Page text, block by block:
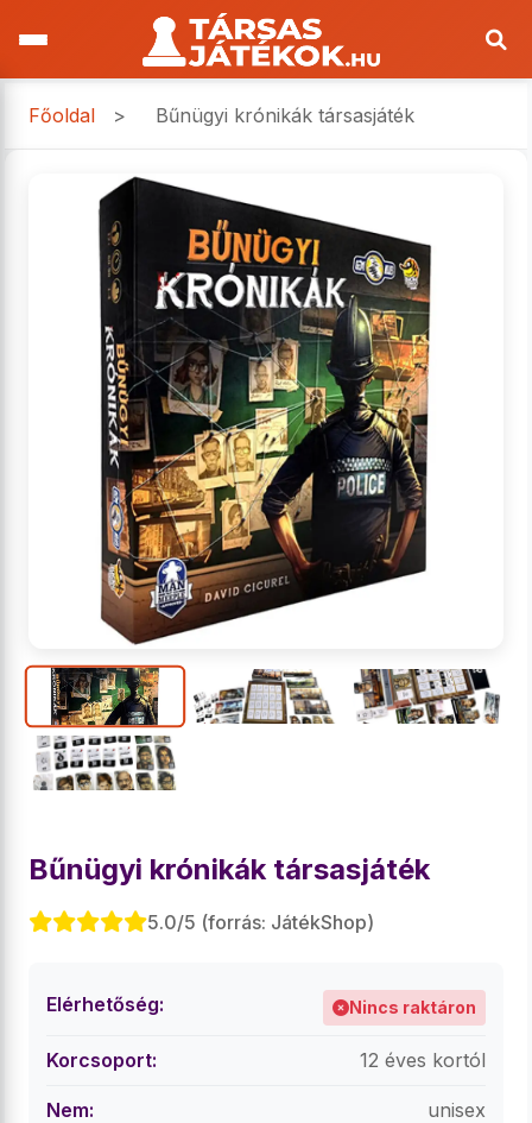
Főoldal > Bűnügyi krónikák társasjáték
Bűnügyi krónikák társasjáték
5.0/5 (forrás: JátékShop)
Elérhetőség: Nincs raktáron
Korcsoport: 12 éves kortól
Nem: unisex